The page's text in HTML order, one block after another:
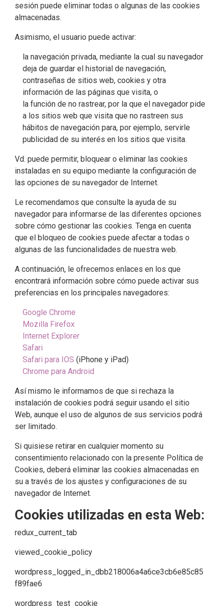
sesión puede eliminar todas o algunas de las cookies
almacenadas.
Asimismo, el usuario puede activar:
la navegación privada, mediante la cual su navegador
deja de guardar el historial de navegación,
contraseñas de sitios web, cookies y otra
información de las páginas que visita, o
la función de no rastrear, por la que el navegador pide
a los sitios web que visita que no rastreen sus
hábitos de navegación para, por ejemplo, servirle
publicidad de su interés en los sitios que visita.
Vd. puede permitir, bloquear o eliminar las cookies
instaladas en su equipo mediante la configuración de
las opciones de su navegador de Internet.
Le recomendamos que consulte la ayuda de su
navegador para informarse de las diferentes opciones
sobre cómo gestionar las cookies. Tenga en cuenta
que el bloqueo de cookies puede afectar a todas o
algunas de las funcionalidades de nuestra web.
A continuación, le ofrecemos enlaces en los que
encontrará información sobre cómo puede activar sus
preferencias en los principales navegadores:
Google Chrome
Mozilla Firefox
Internet Explorer
Safari
Safari para IOS (iPhone y iPad)
Chrome para Android
Así mismo le informamos de que si rechaza la
instalación de cookies podrá seguir usando el sitio
Web, aunque el uso de algunos de sus servicios podrá
ser limitado.
Si quisiese retirar en cualquier momento su
consentimiento relacionado con la presente Política de
Cookies, deberá eliminar las cookies almacenadas en
su a través de los ajustes y configuraciones de su
navegador de Internet.
Cookies utilizadas en esta Web:
redux_current_tab
viewed_cookie_policy
wordpress_logged_in_dbb218006a4a6ce3cb6e85c85
f89fae6
wordpress_test_cookie